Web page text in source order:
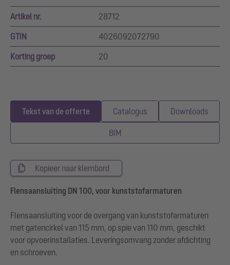
Artikel nr. 28712
GTIN 4026092072790
Korting groep 20
Tekst van de offerte Catalogus Downloads
BIM
Kopieer naar klembord
Flensaansluiting DN 100, voor kunststofarmaturen
Flensaansluiting voor de overgang van kunststofarmaturen
met gatencirkel van 115 mm, op spie van 110 mm, geschikt
voor opvoerinstallaties. Leveringsomvang zonder afdichting
en schroeven.